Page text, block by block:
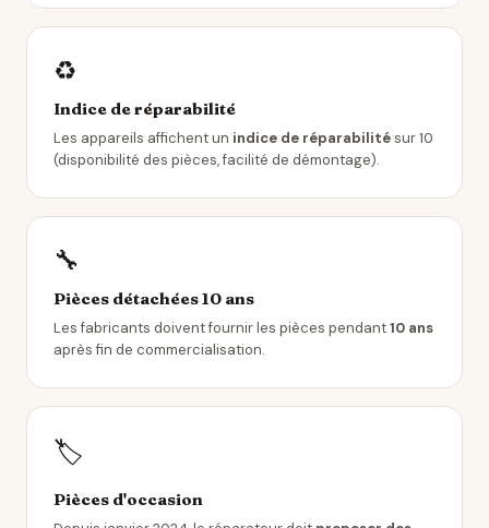
♻️
Indice de réparabilité
Les appareils affichent un indice de réparabilitésur 10
(disponibilité des pièces, facilité de démontage).
🔧
Pièces détachées 10 ans
Les fabricants doivent fournir les pièces pendant10 ans
après fin de commercialisation.
🏷️
Pièces d'occasion